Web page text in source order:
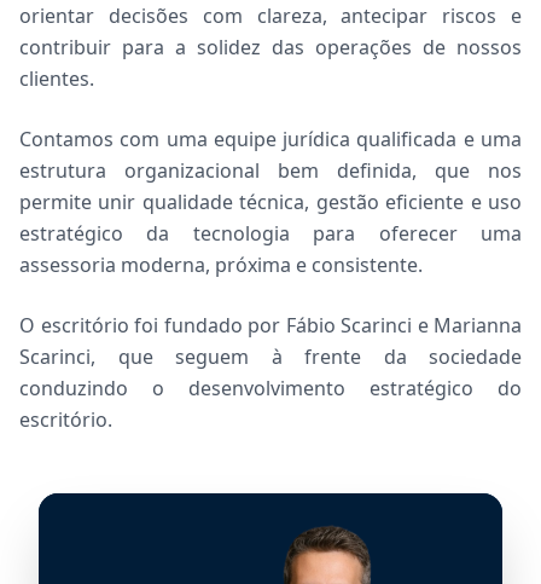
orientar decisões com clareza, antecipar riscos e
contribuir para a solidez das operações de nossos
clientes.
Contamos com uma equipe jurídica qualificada e uma
estrutura organizacional bem definida, que nos
permite unir qualidade técnica, gestão eficiente e uso
estratégico da tecnologia para oferecer uma
assessoria moderna, próxima e consistente.
O escritório foi fundado por Fábio Scarinci e Marianna
Scarinci, que seguem à frente da sociedade
conduzindo o desenvolvimento estratégico do
escritório.